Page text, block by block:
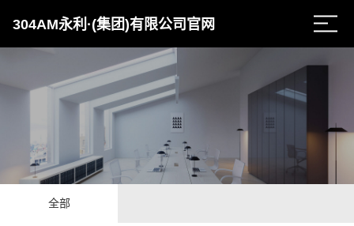
304AM永利·(集团)有限公司官网
全部